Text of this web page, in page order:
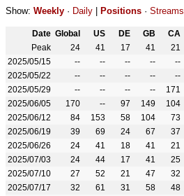
Show: Weekly · Daily Positions · Streams
Date Global US DE GB CA
Peak
24 41 17 41 21
2025/05/15
-- -- -- -- --
2025/05/22
-- -- -- -- --
2025/05/29
-- -- -- -- 171
2025/06/05
170 -- 97 149 104
2025/06/12
84 153 58 104 73
2025/06/19
39 69 24 67 37
2025/06/26
24 41 18 41 21
2025/07/03
24 44 17 41 25
2025/07/10
27 52 21 47 32
2025/07/17
32 61 31 58 48